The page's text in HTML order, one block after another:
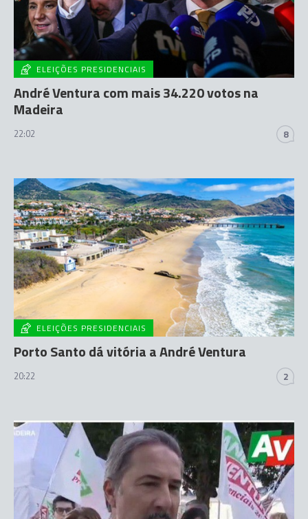
ELEIÇÕES PRESIDENCIAIS
André Ventura com mais 34.220 votos na
Madeira
22:02 8
ELEIÇÕES PRESIDENCIAIS
Porto Santo dá vitória a André Ventura
20:22 2